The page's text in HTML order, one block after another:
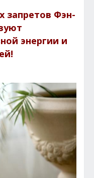
запретов Фэн-
энергии и